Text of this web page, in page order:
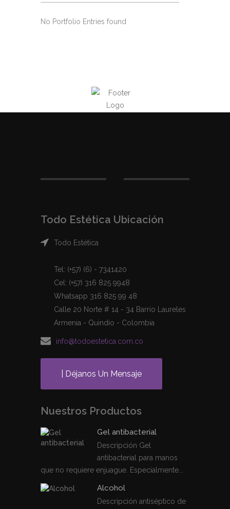
No Portfolio Entries found
Todo Estética Ubicación
Todo Estética
Tel: (+57) (6) - 7341420
Cel: (+57) 316 825 9948
Whatsapp 316 825 99 48
Calle 20 Norte # 14 - 34 Barrio Laureles
Armenia - Quindío - Colombia
info@todoestetica.com.co
| Déjanos Un Mensaje
Nuestros Productos
Gel antibacterial
Descripción Gel
antibacterial para manos
que no requiere enjuague. Especialmente...
Alcohol
Descripción antiséptico de